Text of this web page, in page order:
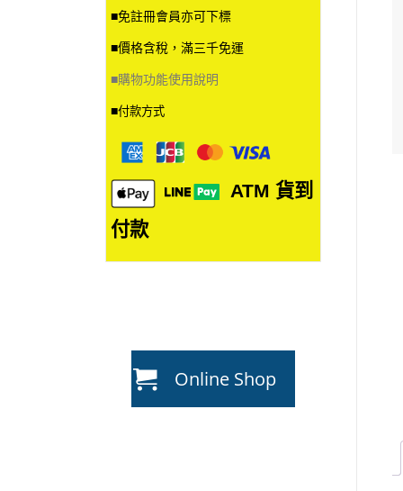
■免註冊會員亦可下標
■價格含稅，滿三千免運
■購物功能使用說明
■付款方式
ATM 貨到
付款
Online Shop